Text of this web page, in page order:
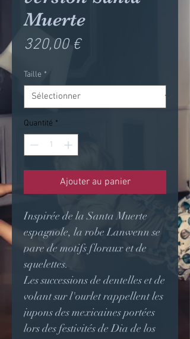
Muerte
320,00 €Prix
Taille *
Quantité *
Ajouter au panier
Inspirée de la Santa Muerte
espagnole, la robe Lanwenn se
pare de motifs floraux et de
squelettes.
Les successions de dentelles et de
volant sur l'ourlet rappellent les
jupons des mexicaines portées
lors des festivités de Dia de los